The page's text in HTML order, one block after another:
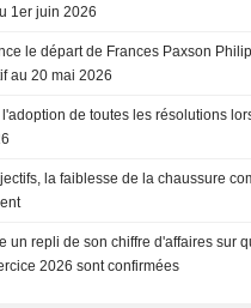
1er juin 2026
le départ de Frances Paxson
au 20 mai 2026
de toutes les résolutions
la faiblesse de la chaussure
un repli de son chiffre d'affaires sur
2026 sont confirmées